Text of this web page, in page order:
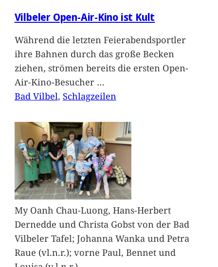
Vilbeler Open-Air-Kino ist Kult
Während die letzten Feierabendsportler
ihre Bahnen durch das große Becken
ziehen, strömen bereits die ersten Open-
Air-Kino-Besucher …
Bad Vilbel, Schlagzeilen
My Oanh Chau-Luong, Hans-Herbert
Dernedde und Christa Gobst von der Bad
Vilbeler Tafel; Johanna Wanka und Petra
Raue (vl.n.r.); vorne Paul, Bennet und